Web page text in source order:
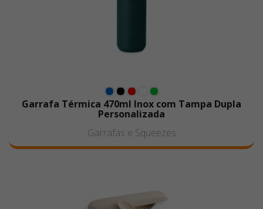
Garrafa Térmica 470ml Inox com Tampa Dupla
Personalizada
Garrafas e Squeezes